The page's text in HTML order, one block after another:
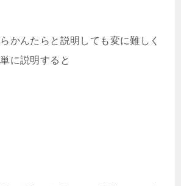
かんたらと説明しても変に難しく
に説明すると